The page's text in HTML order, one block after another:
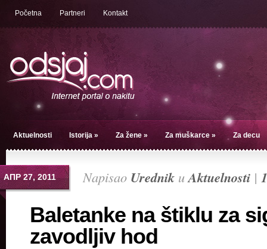
Početna Partneri Kontakt
Aktuelnosti Istorija » Za žene » Za muškarce » Za decu
АПР 27, 2011 Napisao Urednik uAktuelnosti |
Baletanke na štiklu za
zavodljiv hod